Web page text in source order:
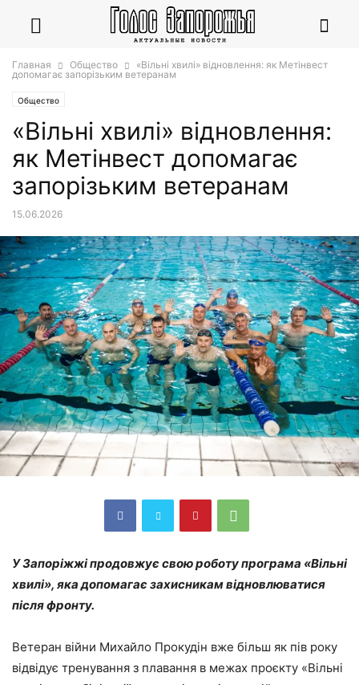
Главная Общество
«Вільні хвилі» відновлення: як Метінвест
допомагає запорізьким ветеранам
Общество
«Вільні хвилі» відновлення:
як Метінвест допомагає
запорізьким ветеранам
15.06.2026
У Запоріжжі продовжує свою роботу програма «Вільні
хвилі», яка допомагає захисникам відновлюватися
після фронту.
Ветеран війни Михайло Прокудін вже більш як пів року
відвідує тренування з плавання в межах проєкту «Вільні